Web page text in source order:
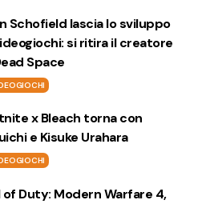
Schofield lascia lo sviluppo
si ritira il creatore
Space
x Bleach torna con
e Kisuke Urahara
of Duty: Modern Warfare 4,